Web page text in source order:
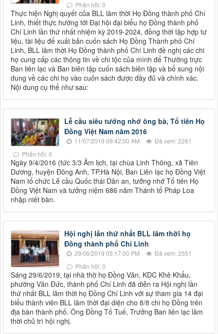
Phản hồi: 0
Thực hiện Nghị quyết của BLL lâm thời Họ Đồng thành phố Chí
Linh, thiết thực hướng tới Đại hội đại biểu họ Đồng thành phố
Chí Linh lần thứ nhất nhiệm kỳ 2019-2024, đồng thời tập hợp tư
liệu, tài liệu để xuất bản cuốn sách Họ Đồng Thành phố Chí
Linh, BLL lâm thời Họ Đồng thành phố Chí Linh đề nghị các chi
họ cung cấp các thông tin về chi tộc của mình để Thường trực
Ban liên lạc và Ban biên tập cuốn sách biên tập và bổ sung nội
dung về các chi họ vào cuốn sách được đầy đủ và chính xác.
Nội dung cụ thể như sau:
Lễ cầu siêu tưởng nhớ ông bà, Tổ tiên Họ
Đồng Việt Nam năm 2016
11/07/2019 09:42:00 AM
Đã xem: 2261
Phản hồi: 0
Ngày 9/4/2016 (tức 3/3 Âm lịch, tại chùa Linh Thông, xã Tiên
Dương, huyện Đông Anh, TP.Hà Nội, Ban Liên lạc họ Đồng Việt
Nam tổ chức Lễ cầu Quốc thái Dân an, tưởng nhớ Tổ tiên Họ
Đồng Việt Nam và tưởng niệm 686 năm Thánh tổ Pháp Loa
nhập niết bàn.
Hội nghị lần thứ nhất BLL lâm thời họ
Đồng thành phố Chí Linh
29/06/2019 05:17:00 PM
Đã xem: 2551
Phản hồi: 0
Sáng 29/6/2019, tại nhà thờ họ Đồng Văn, KDC Khê Khẩu,
phường Văn Đức, thành phố Chí Linh đã diễn ra Hội nghị lần
thứ nhất BLL lâm thời họ Đồng Chí Linh với sự tham gia 14 đại
biểu thành viên BLL lâm thời đại diện cho 8/8 chi họ Đồng trên
địa bàn thành phố. Ông Đồng Tố Tuế, Trưởng Ban liên lạc lâm
thời chủ trì hội nghị.